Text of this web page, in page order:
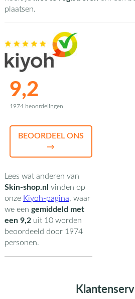
plaatsen.
9,2
1974 beoordelingen
BEOORDEEL ONS
→
Lees wat anderen van
Skin-shop.nl vinden op
onze Kiyoh-pagina, waar
we een gemiddeld met
een 9,2uit 10worden
beoordeeld door 1974
personen.